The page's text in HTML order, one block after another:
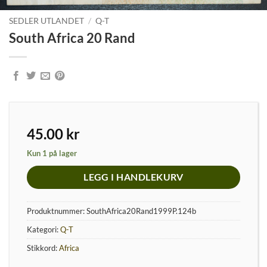
SEDLER UTLANDET / Q-T
South Africa 20 Rand
45.00 kr
Kun 1 på lager
LEGG I HANDLEKURV
Produktnummer:SouthAfrica20Rand1999P.124b
Kategori:Q-T
Stikkord:Africa